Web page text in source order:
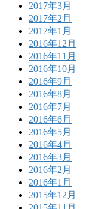
2017年3月
2017年2月
2017年1月
2016年12月
2016年11月
2016年10月
2016年9月
2016年8月
2016年7月
2016年6月
2016年5月
2016年4月
2016年3月
2016年2月
2016年1月
2015年12月